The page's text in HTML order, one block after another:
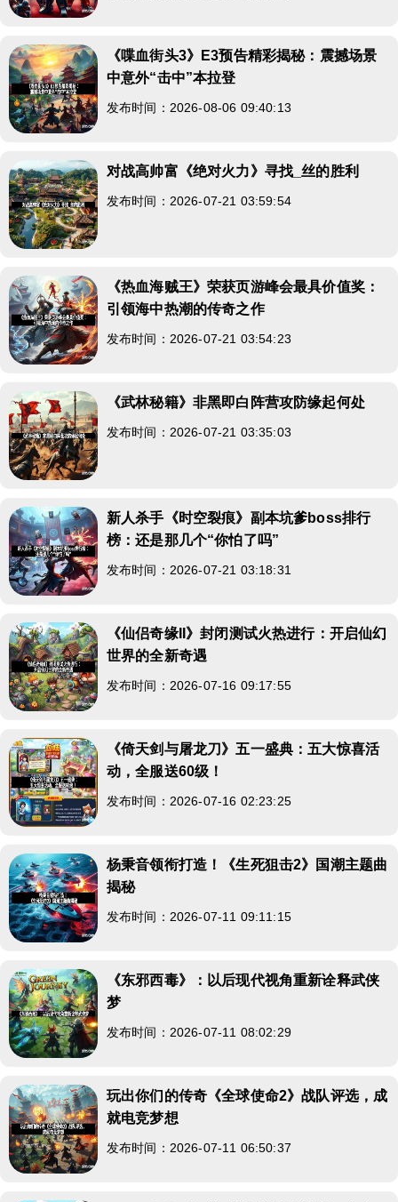
《喋血街头3》E3预告精彩揭秘：震撼场景
中意外“击中”本拉登
发布时间：2026-08-06 09:40:13
对战高帅富《绝对火力》寻找_丝的胜利
发布时间：2026-07-21 03:59:54
《热血海贼王》荣获页游峰会最具价值奖：
引领海中热潮的传奇之作
发布时间：2026-07-21 03:54:23
《武林秘籍》非黑即白阵营攻防缘起何处
发布时间：2026-07-21 03:35:03
新人杀手《时空裂痕》副本坑爹boss排行
榜：还是那几个“你怕了吗”
发布时间：2026-07-21 03:18:31
《仙侣奇缘II》封闭测试火热进行：开启仙幻
世界的全新奇遇
发布时间：2026-07-16 09:17:55
《倚天剑与屠龙刀》五一盛典：五大惊喜活
动，全服送60级！
发布时间：2026-07-16 02:23:25
杨秉音领衔打造！《生死狙击2》国潮主题曲
揭秘
发布时间：2026-07-11 09:11:15
《东邪西毒》：以后现代视角重新诠释武侠
梦
发布时间：2026-07-11 08:02:29
玩出你们的传奇《全球使命2》战队评选，成
就电竞梦想
发布时间：2026-07-11 06:50:37